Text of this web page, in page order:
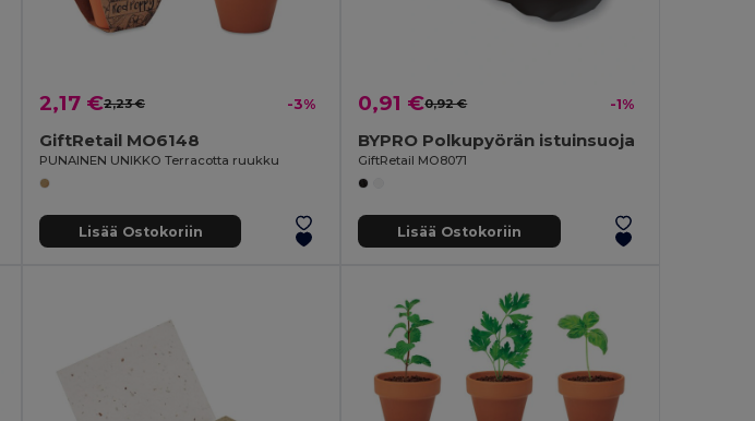
2,17 €2,23 € -3%
GiftRetail MO6148
PUNAINEN UNIKKO Terracotta ruukku
Lisää Ostokoriin
0,91 €0,92 € -1%
BYPRO Polkupyörän istuinsuoja
GiftRetail MO8071
Lisää Ostokoriin